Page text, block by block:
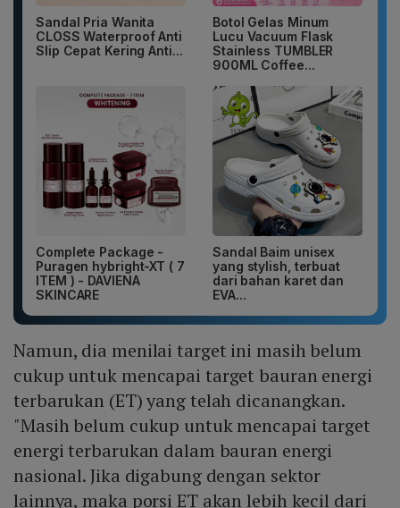
Sandal Pria Wanita
CLOSS Waterproof Anti
Slip Cepat Kering Anti...
Botol Gelas Minum
Lucu Vacuum Flask
Stainless TUMBLER
900ML Coffee...
Complete Package -
Puragen hybright-XT ( 7
ITEM ) - DAVIENA
SKINCARE
Sandal Baim unisex
yang stylish, terbuat
dari bahan karet dan
EVA...
Namun, dia menilai target ini masih belum
cukup untuk mencapai target bauran energi
terbarukan (ET) yang telah dicanangkan.
"Masih belum cukup untuk mencapai target
energi terbarukan dalam bauran energi
nasional. Jika digabung dengan sektor
lainnya, maka porsi ET akan lebih kecil dari